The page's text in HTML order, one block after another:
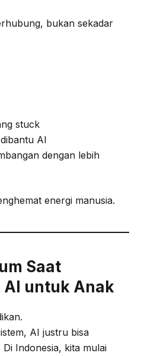
bukan sekadar
stuck
AI
dengan lebih
energi manusia.
Saat
untuk Anak
AI justru bisa
Indonesia, kita mulai